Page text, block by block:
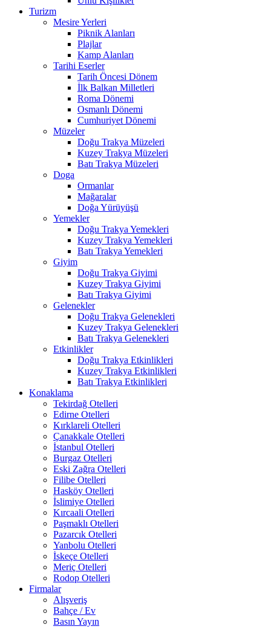
Turizm
Mesire Yerleri
Piknik Alanları
Plajlar
Kamp Alanları
Tarihi Eserler
Tarih Öncesi Dönem
İlk Balkan Milletleri
Roma Dönemi
Osmanlı Dönemi
Cumhuriyet Dönemi
Müzeler
Doğu Trakya Müzeleri
Kuzey Trakya Müzeleri
Batı Trakya Müzeleri
Doga
Ormanlar
Mağaralar
Doğa Yürüyüşü
Yemekler
Doğu Trakya Yemekleri
Kuzey Trakya Yemekleri
Batı Trakya Yemekleri
Giyim
Doğu Trakya Giyimi
Kuzey Trakya Giyimi
Batı Trakya Giyimi
Gelenekler
Doğu Trakya Gelenekleri
Kuzey Trakya Gelenekleri
Batı Trakya Gelenekleri
Etkinlikler
Doğu Trakya Etkinlikleri
Kuzey Trakya Etkinlikleri
Batı Trakya Etkinlikleri
Konaklama
Tekirdağ Otelleri
Edirne Otelleri
Kırklareli Otelleri
Çanakkale Otelleri
İstanbul Otelleri
Burgaz Otelleri
Eski Zağra Otelleri
Filibe Otelleri
Hasköy Otelleri
İslimiye Otelleri
Kırcaali Otelleri
Paşmaklı Otelleri
Pazarcık Otelleri
Yanbolu Otelleri
İskeçe Otelleri
Meriç Otelleri
Rodop Otelleri
Firmalar
Alışveriş
Bahçe / Ev
Basın Yayın